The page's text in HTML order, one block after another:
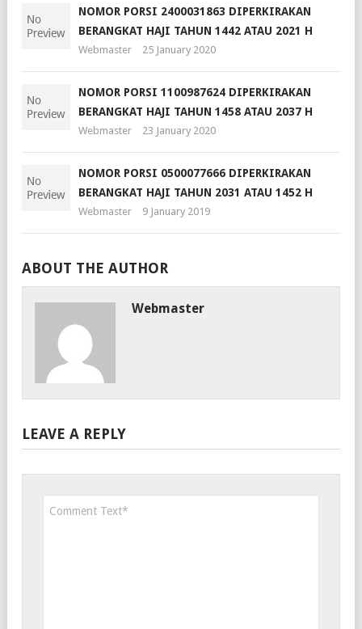
NOMOR PORSI 2400031863 DIPERKIRAKAN
BERANGKAT HAJI TAHUN 1442 ATAU 2021 H
Webmaster 25 January 2020
NOMOR PORSI 1100987624 DIPERKIRAKAN
BERANGKAT HAJI TAHUN 1458 ATAU 2037 H
Webmaster 23 January 2020
NOMOR PORSI 0500077666 DIPERKIRAKAN
BERANGKAT HAJI TAHUN 2031 ATAU 1452 H
Webmaster 9 January 2019
ABOUT THE AUTHOR
Webmaster
LEAVE A REPLY